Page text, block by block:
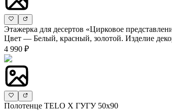
Этажерка для десертов «Цирковое
Цвет — Белый, красный, золотой. Изделие
4 990 ₽
Полотенце TELO X ГУГУ 50х90